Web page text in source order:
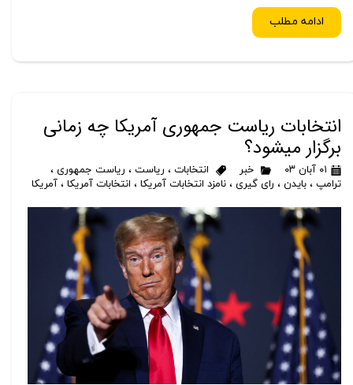
ادامه مطلب
انتخابات ریاست جمهوری آمریکا چه زمانی
برگزار میشود؟
۰۱ آبان ۰۳ خبر انتخابات ، ریاست ، ریاست جمهوری ،
ترامپ ، بایدن ، رای گیری ، نامزد انتخابات آمریکا ، انتخابات آمریکا ، آمریکا